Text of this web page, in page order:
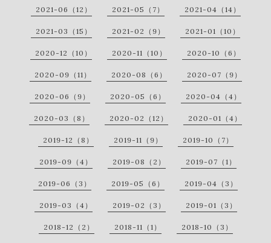
2021-06（12） 2021-05（7） 2021-04（14）
2021-03（15） 2021-02（9） 2021-01（10）
2020-12（10） 2020-11（10） 2020-10（6）
2020-09（11） 2020-08（6） 2020-07（9）
2020-06（9） 2020-05（6） 2020-04（4）
2020-03（8） 2020-02（12） 2020-01（4）
2019-12（8） 2019-11（9） 2019-10（7）
2019-09（4） 2019-08（2） 2019-07（1）
2019-06（3） 2019-05（6） 2019-04（3）
2019-03（4） 2019-02（3） 2019-01（3）
2018-12（2） 2018-11（1） 2018-10（3）